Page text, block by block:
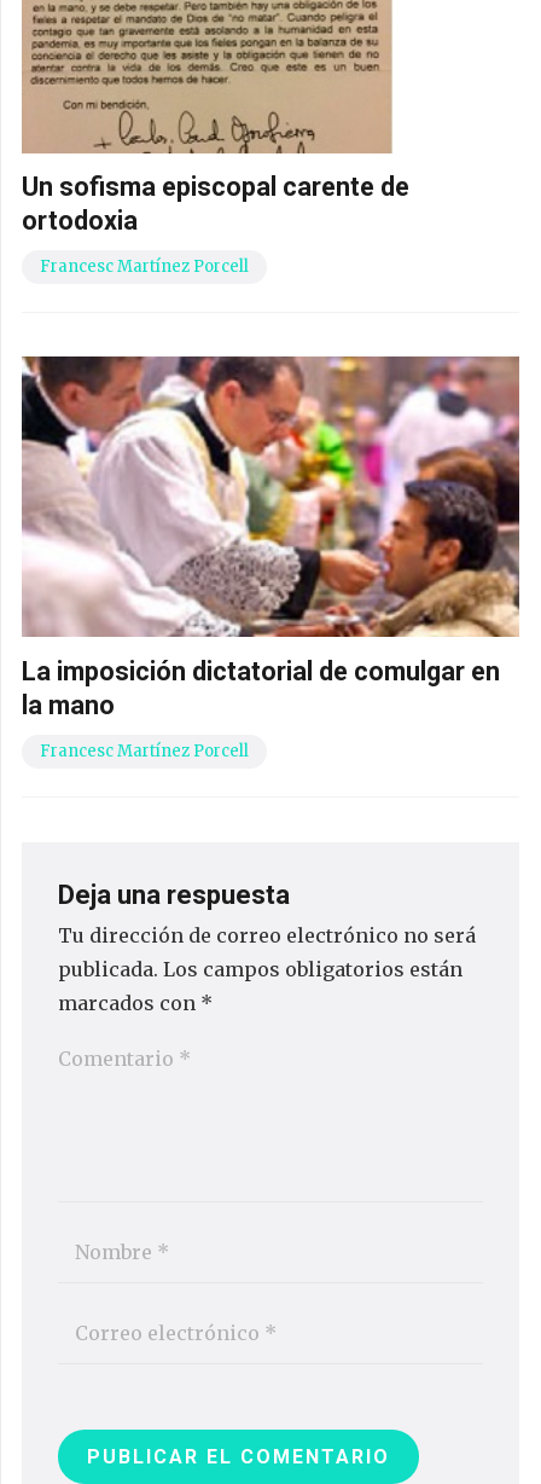
Un sofisma episcopal carente de
ortodoxia
Francesc Martínez Porcell
La imposición dictatorial de comulgar en
la mano
Francesc Martínez Porcell
Deja una respuesta
Tu dirección de correo electrónico no será
publicada. Los campos obligatorios están
marcados con *
PUBLICAR EL COMENTARIO